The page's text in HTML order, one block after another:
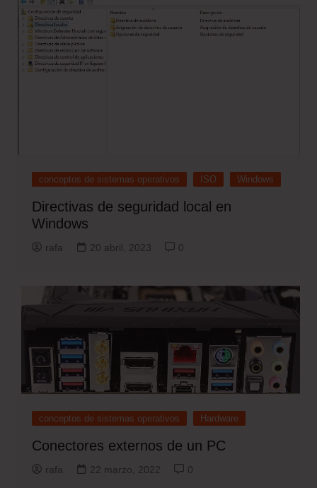
conceptos de sistemas operativos ISO Windows
Directivas de seguridad local en
Windows
rafa 20 abril, 2023 0
conceptos de sistemas operativos Hardware
Conectores externos de un PC
rafa 22 marzo, 2022 0